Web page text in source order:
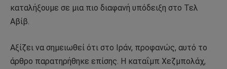
καταλήξουμε σε μια πιο διαφανή υπόδειξη στο Τελ
Αβίβ.
Αξίζει να σημειωθεί ότι στο Ιράν, προφανώς, αυτό το
άρθρο παρατηρήθηκε επίσης. Η καταΐμπ Χεζμπολάχ,